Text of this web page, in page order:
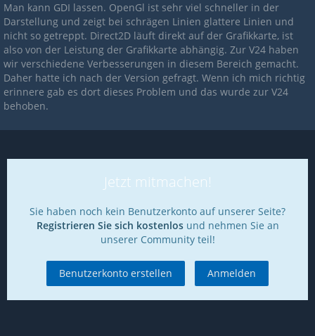
Man kann GDI lassen. OpenGl ist sehr viel schneller in der
Darstellung und zeigt bei schrägen Linien glattere Linien und
nicht so getreppt. Direct2D läuft direkt auf der Grafikkarte, ist
also von der Leistung der Grafikkarte abhängig. Zur V24 haben
wir verschiedene Verbesserungen in diesem Bereich gemacht.
Daher hatte ich nach der Version gefragt. Wenn ich mich richtig
erinnere gab es dort dieses Problem und das wurde zur V24
behoben.
Jetzt mitmachen!
Sie haben noch kein Benutzerkonto auf unserer Seite?
Registrieren Sie sich kostenlosund nehmen Sie an
unserer Community teil!
Benutzerkonto erstellen Anmelden